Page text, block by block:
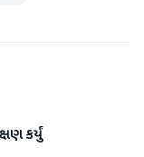
કર્યું